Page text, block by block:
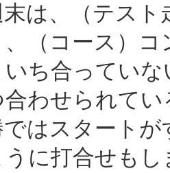
は、（テス
、（コース）
いち合ってい
合わせられて
ではスタート
うに打合せも